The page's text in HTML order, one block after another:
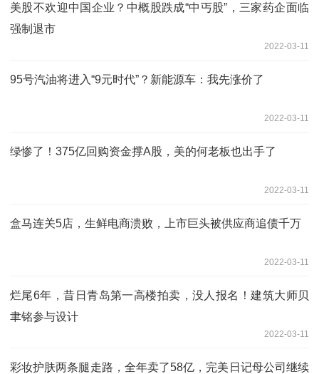
美股不欢迎中国企业？中概股跌成“中丐股”，三家药企面临
强制退市
2022-03-11
95号汽油将进入“9元时代”？新能源车：我先涨价了
2022-03-11
绿惨了！375亿回购资金撑A股，美的何老板也出手了
2022-03-11
盒马连关5店，生鲜电商溃败，上市巨头被供应商追债千万
2022-03-11
烂尾6年，昔日青岛第一高楼拍卖，没人报名！建筑大师贝
聿铭参与设计
2022-03-11
彩妆护肤两条腿走路，全年卖了58亿，完美日记母公司继续